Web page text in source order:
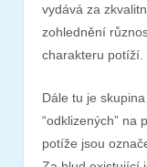
vydává za
zohlednění
charakteru potíží.
Dále tu je
“odklizených” na
potíže jsou